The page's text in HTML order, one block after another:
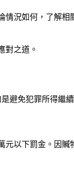
況如何，了解
對之道。
避免犯罪所得繼
以下罰金。因贓